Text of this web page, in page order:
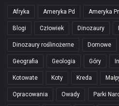
Afryka Ameryka Pd Ameryka
Blogi Człowiek Dinozaury
Dinozaury roślinożerne Domowe
Geografia Geologia Góry
Kotowate Koty Kreda
Opracowania Owady Parki